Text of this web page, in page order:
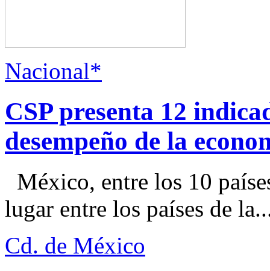
Nacional*
CSP presenta 12
desempeño de la
México, entre los 10
lugar entre los países de
Cd. de México